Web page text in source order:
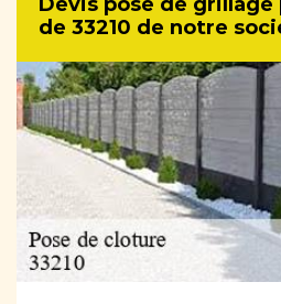
de 33210 de notre